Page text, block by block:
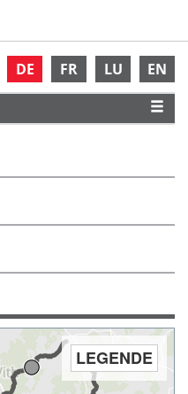
DE FR LU EN
LEGENDE